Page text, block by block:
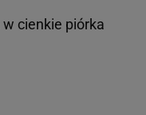
cienkie piórka